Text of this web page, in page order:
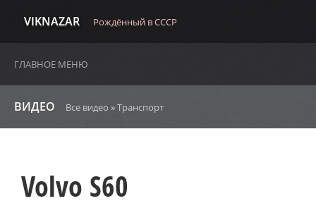
VIKNAZAR Рождённый в СССР
ГЛАВНОЕ МЕНЮ
ВИДЕО Все видео »Транспорт
Volvo S60